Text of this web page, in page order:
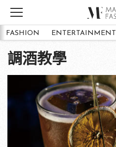
FASHION ENTERTAINMENT
調酒教學